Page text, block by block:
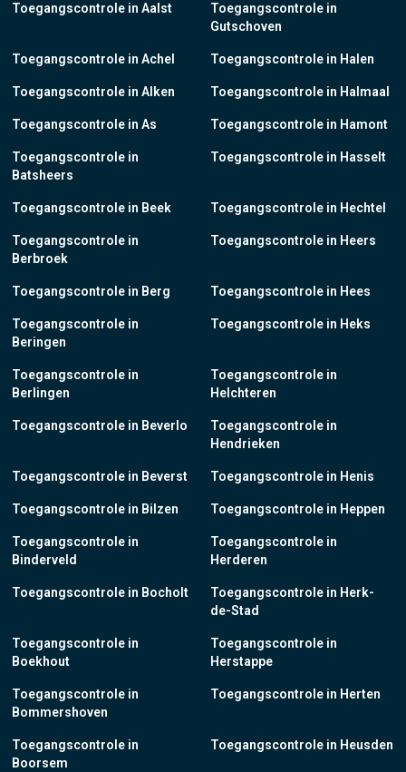
Toegangscontrole in Aalst
Toegangscontrole in Achel
Toegangscontrole in Alken
Toegangscontrole in As
Toegangscontrole in
Batsheers
Toegangscontrole in Beek
Toegangscontrole in
Berbroek
Toegangscontrole in Berg
Toegangscontrole in
Beringen
Toegangscontrole in
Berlingen
Toegangscontrole in Beverlo
Toegangscontrole in Beverst
Toegangscontrole in Bilzen
Toegangscontrole in
Binderveld
Toegangscontrole in Bocholt
Toegangscontrole in
Boekhout
Toegangscontrole in
Bommershoven
Toegangscontrole in
Boorsem
Toegangscontrole in
Gutschoven
Toegangscontrole in Halen
Toegangscontrole in Halmaal
Toegangscontrole in Hamont
Toegangscontrole in Hasselt
Toegangscontrole in Hechtel
Toegangscontrole in Heers
Toegangscontrole in Hees
Toegangscontrole in Heks
Toegangscontrole in
Helchteren
Toegangscontrole in
Hendrieken
Toegangscontrole in Henis
Toegangscontrole in Heppen
Toegangscontrole in
Herderen
Toegangscontrole in Herk-
de-Stad
Toegangscontrole in
Herstappe
Toegangscontrole in Herten
Toegangscontrole in Heusden